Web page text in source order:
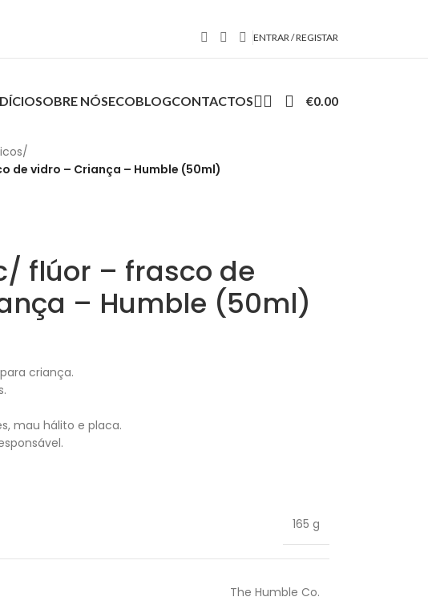
ENTRAR / REGISTAR
SOBRE NÓSECOBLOGCONTACTOS €0.00
/
de vidro – Criança – Humble (50ml)
flúor – frasco de
– Humble (50ml)
criança.
mau hálito e placa.
165 g
The Humble Co.